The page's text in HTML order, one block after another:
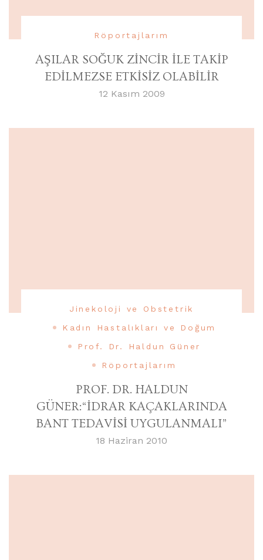
Röportajlarım
AŞILAR SOĞUK ZİNCİR İLE TAKİP
EDİLMEZSE ETKİSİZ OLABİLİR
12 Kasım 2009
Jinekoloji ve Obstetrik
Kadın Hastalıkları ve Doğum
Prof. Dr. Haldun Güner
Röportajlarım
PROF. DR. HALDUN
GÜNER:“İDRAR KAÇAKLARINDA
BANT TEDAVİSİ UYGULANMALI”
18 Haziran 2010